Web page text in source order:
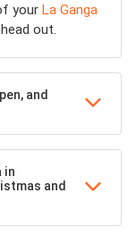
your La Ganga
out.
and
in
and